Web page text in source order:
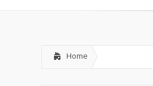
Home